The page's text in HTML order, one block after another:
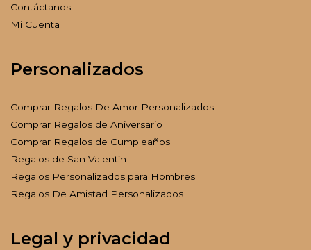
Contáctanos
Mi Cuenta
Personalizados
Comprar Regalos De Amor Personalizados
Comprar Regalos de Aniversario
Comprar Regalos de Cumpleaños
Regalos de San Valentín
Regalos Personalizados para Hombres
Regalos De Amistad Personalizados
Legal y privacidad